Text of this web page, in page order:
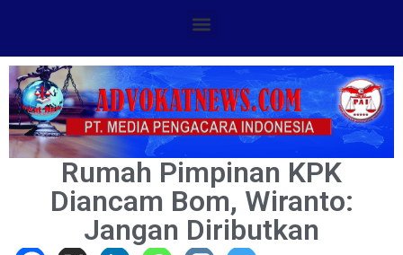
Rumah Pimpinan KPK
Diancam Bom, Wiranto:
Jangan Diributkan